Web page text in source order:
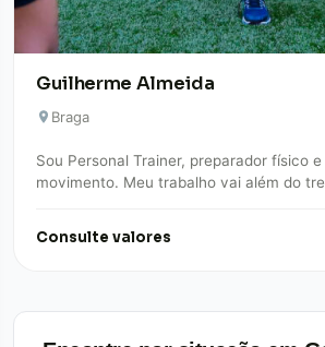
Guilherme Almeida
Braga
Sou Personal Trainer, preparador físico
movimento. Meu trabalho vai além do
Consulte valores